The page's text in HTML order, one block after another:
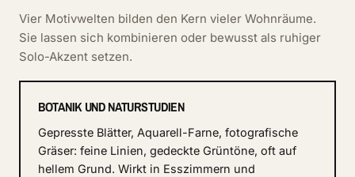
Vier Motivwelten bilden den Kern vieler Wohnräume.
Sie lassen sich kombinieren oder bewusst als ruhiger
Solo-Akzent setzen.
BOTANIK UND NATURSTUDIEN
Gepresste Blätter, Aquarell-Farne, fotografische
Gräser: feine Linien, gedeckte Grüntöne, oft auf
hellem Grund. Wirkt in Esszimmern und